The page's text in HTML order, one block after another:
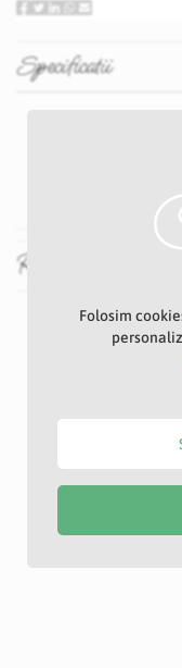
Specificatii
Recenzii
Folosim